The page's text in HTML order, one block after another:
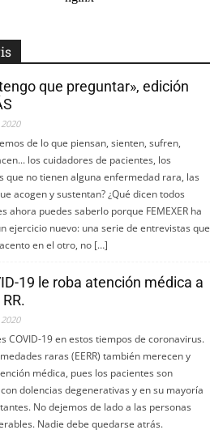
que preguntar», edición
de lo que piensan, sienten, sufren,
los cuidadores de pacientes, los
que no tienen alguna enfermedad rara, las
acogen y sustentan? ¿Qué dicen todos
ahora puedes saberlo porque FEMEXER ha
ejercicio nuevo: una serie de entrevistas que
en el otro, no […]
19 le roba atención médica a
RR.
COVID-19 en estos tiempos de coronavirus.
raras (EERR) también merecen y
médica, pues los pacientes son
dolencias degenerativas y en su mayoría
No dejemos de lado a las personas
Nadie debe quedarse atrás.